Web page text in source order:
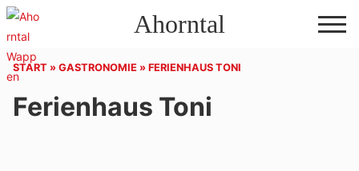
Direkt
Inhalt
Ahorntal
START » GASTRONOMIE » FERIENHAUS TONI
Ferienhaus Toni